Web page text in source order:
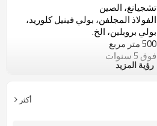
تشجيانغ، الصين
الفولاذ المجلفن، بولي فينيل كلوريد،
بولي بروبلين، الخ.
500 متر مربع
فوق 5 سنوات
مركز تسوق، مدينة ملاهي، إلخ.
رؤية المزيد
أكثر